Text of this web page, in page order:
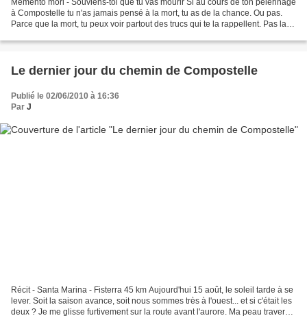
à Compostelle tu n'as jamais pensé à la mort, tu as de la chance. Ou pas.
Parce que la mort, tu peux voir partout des trucs qui te la rappellent. Pas la
Le dernier jour du chemin de Compostelle
Publié le 02/06/2010 à 16:36
Par J
Récit - Santa Marina - Fisterra 45 km Aujourd'hui 15 août, le soleil tarde à se
lever. Soit la saison avance, soit nous sommes très à l'ouest... et si c'était les
deux ? Je me glisse furtivement sur la route avant l'aurore. Ma peau traverse